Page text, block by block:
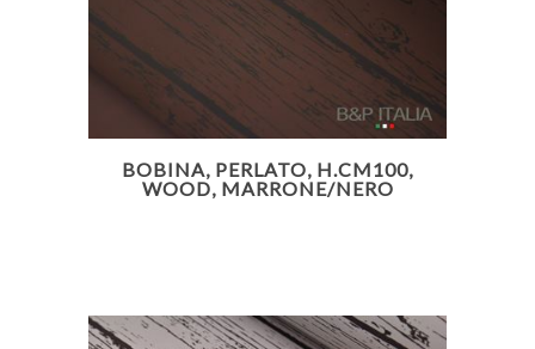
BOBINA, PERLATO, H.CM100,
WOOD, MARRONE/NERO